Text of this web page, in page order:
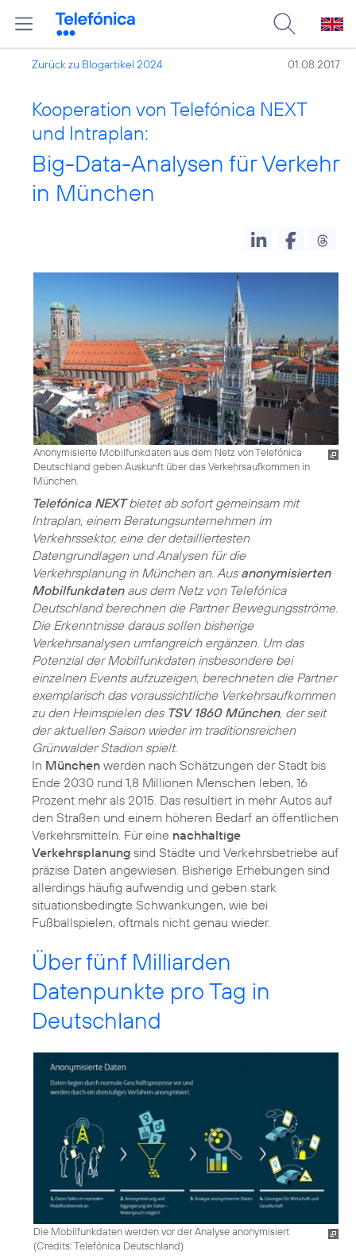
Zurück zu Blogartikel 2024 01.08.2017
Kooperation von Telefónica NEXT
und Intraplan:
Big-Data-Analysen für Verkehr
in München
Anonymisierte Mobilfunkdaten aus dem Netz von Telefónica
Deutschland geben Auskunft über das Verkehrsaufkommen in
München.
Telefónica NEXTbietet ab sofort gemeinsam mit
Intraplan, einem Beratungsunternehmen im
Verkehrssektor, eine der detailliertesten
Datengrundlagen und Analysen für die
Verkehrsplanung in München an. Aus anonymisierten
Mobilfunkdatenaus dem Netz von Telefónica
Deutschland berechnen die Partner Bewegungsströme.
Die Erkenntnisse daraus sollen bisherige
Verkehrsanalysen umfangreich ergänzen. Um das
Potenzial der Mobilfunkdaten insbesondere bei
einzelnen Events aufzuzeigen, berechneten die Partner
exemplarisch das voraussichtliche Verkehrsaufkommen
zu den Heimspielen des TSV 1860 München, der seit
der aktuellen Saison wieder im traditionsreichen
Grünwalder Stadion spielt.
In München werden nach Schätzungen der Stadt bis
Ende 2030 rund 1,8 Millionen Menschen leben, 16
Prozent mehr als 2015. Das resultiert in mehr Autos auf
den Straßen und einem höheren Bedarf an öffentlichen
Verkehrsmitteln. Für eine nachhaltige
Verkehrsplanung sind Städte und Verkehrsbetriebe auf
präzise Daten angewiesen. Bisherige Erhebungen sind
allerdings häufig aufwendig und geben stark
situationsbedingte Schwankungen, wie bei
Fußballspielen, oftmals nicht genau wieder.
Über fünf Milliarden
Datenpunkte pro Tag in
Deutschland
Die Mobilfunkdaten werden vor der Analyse anonymisiert
(Credits: Telefónica Deutschland)